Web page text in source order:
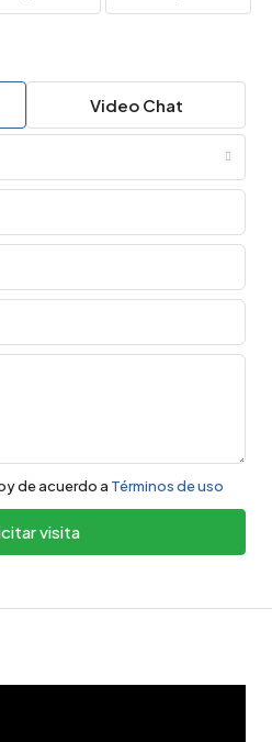
Video Chat
de acuerdo a Términos de uso
visita